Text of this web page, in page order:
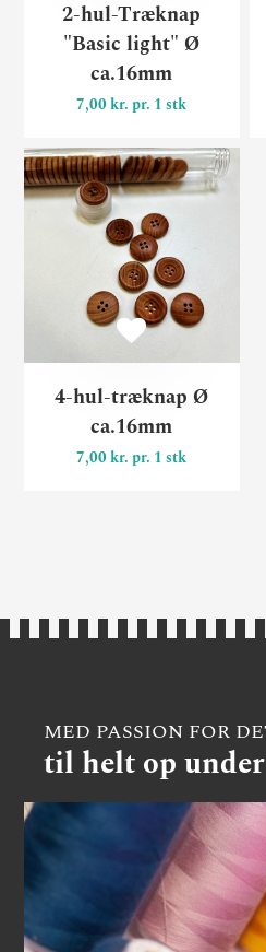
2-hul-Træknap
"Basic light" Ø
ca.16mm
7,00 kr. pr. 1 stk
4-hul-træknap Ø
ca.16mm
7,00 kr. pr. 1 stk
MED PASSION FOR
til helt op